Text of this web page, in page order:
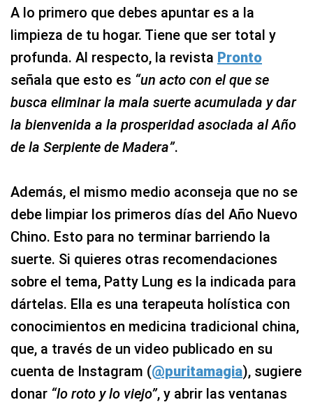
A lo primero que debes apuntar es a la
limpieza de tu hogar. Tiene que ser total y
profunda. Al respecto, la revista Pronto
señala que esto es “un acto con el que se
busca eliminar la mala suerte acumulada y dar
la bienvenida a la prosperidad asociada al Año
de la Serpiente de Madera”.
Además, el mismo medio aconseja que no se
debe limpiar los primeros días del Año Nuevo
Chino. Esto para no terminar barriendo la
suerte. Si quieres otras recomendaciones
sobre el tema, Patty Lung es la indicada para
dártelas. Ella es una terapeuta holística con
conocimientos en medicina tradicional china,
que, a través de un video publicado en su
cuenta de Instagram (@puritamagia), sugiere
donar “lo roto y lo viejo”, y abrir las ventanas